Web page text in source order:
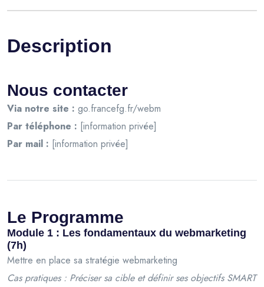
Description
Nous contacter
Via notre site : go.francefg.fr/webm
Par téléphone : [information privée]
Par mail : [information privée]
Le Programme
Module 1 : Les fondamentaux du webmarketing
(7h)
Mettre en place sa stratégie webmarketing
Cas pratiques : Préciser sa cible et définir ses objectifs SMART